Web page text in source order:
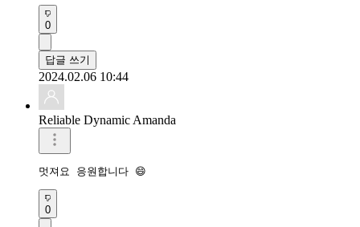
0
답글 쓰기
2024.02.06 10:44
Reliable Dynamic Amanda
멋져요 응원합니다 😄
0